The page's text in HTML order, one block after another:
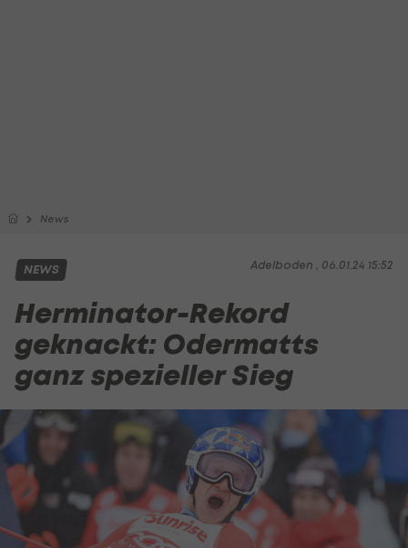
News
Adelboden , 06.01.24 15:52
NEWS
Herminator-Rekord
geknackt: Odermatts
ganz spezieller Sieg